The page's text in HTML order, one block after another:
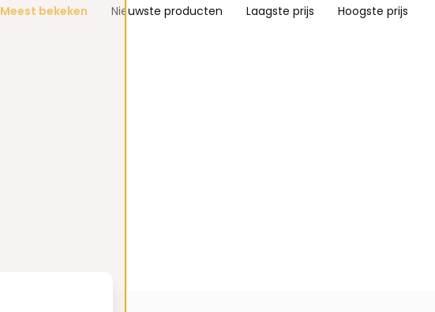
Meest bekeken Nieuwste producten Laagste prijs Hoogste prijs